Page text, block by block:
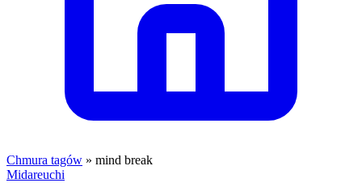
Chmura tagów » mind break
Midareuchi